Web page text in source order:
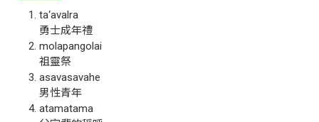
ta‘avalra
勇士成年禮
molapangolai
祖靈祭
asavasavahe
男性青年
atamatama